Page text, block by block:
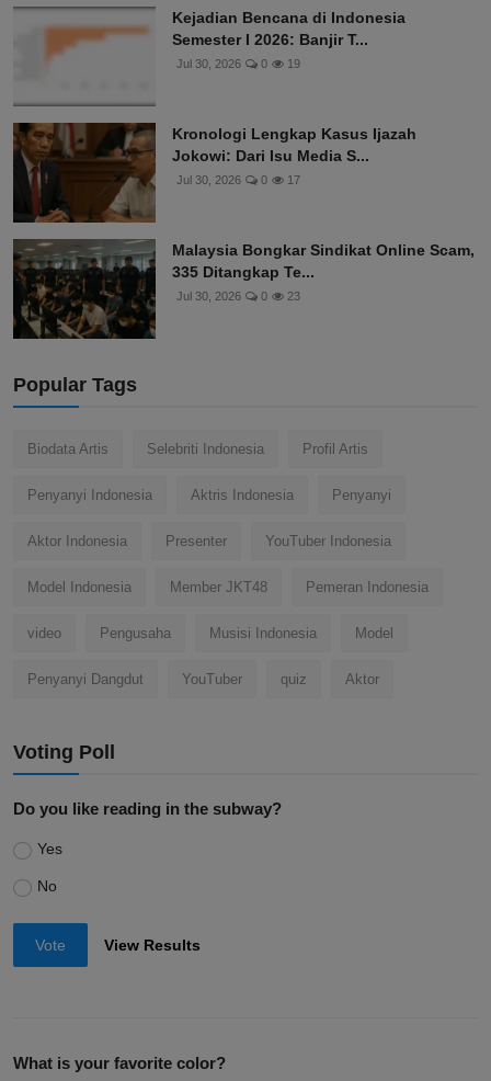
Kejadian Bencana di Indonesia
Semester I 2026: Banjir T...
Jul 30, 2026 0 19
Kronologi Lengkap Kasus Ijazah
Jokowi: Dari Isu Media S...
Jul 30, 2026 0 17
Malaysia Bongkar Sindikat Online Scam,
335 Ditangkap Te...
Jul 30, 2026 0 23
Popular Tags
Biodata Artis Selebriti Indonesia Profil Artis
Penyanyi Indonesia Aktris Indonesia Penyanyi
Aktor Indonesia Presenter YouTuber Indonesia
Model Indonesia Member JKT48 Pemeran Indonesia
video Pengusaha Musisi Indonesia Model
Penyanyi Dangdut YouTuber quiz Aktor
Voting Poll
Do you like reading in the subway?
Yes
No
Vote View Results
What is your favorite color?